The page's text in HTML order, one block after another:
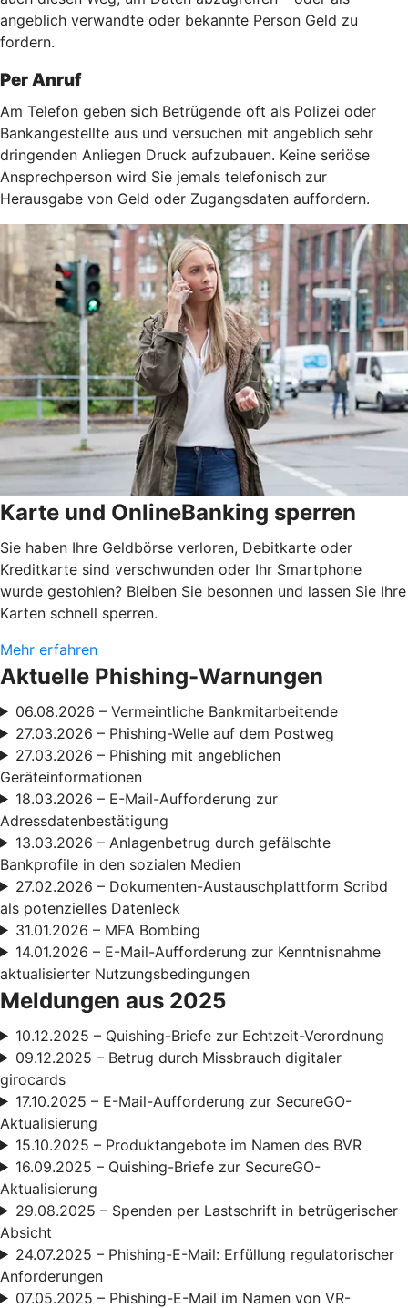
angeblich verwandte oder bekannte Person Geld zu
fordern.
Per Anruf
Am Telefon geben sich Betrügende oft als Polizei oder
Bankangestellte aus und versuchen mit angeblich sehr
dringenden Anliegen Druck aufzubauen. Keine seriöse
Ansprechperson wird Sie jemals telefonisch zur
Herausgabe von Geld oder Zugangsdaten auffordern.
Karte und OnlineBanking sperren
Sie haben Ihre Geldbörse verloren, Debitkarte oder
Kreditkarte sind verschwunden oder Ihr Smartphone
wurde gestohlen? Bleiben Sie besonnen und lassen Sie Ihre
Karten schnell sperren.
Mehr erfahren
Aktuelle Phishing-Warnungen
06.08.2026 – Vermeintliche Bankmitarbeitende
27.03.2026 – Phishing-Welle auf dem Postweg
27.03.2026 – Phishing mit angeblichen
Geräteinformationen
18.03.2026 – E-Mail-Aufforderung zur
Adressdatenbestätigung
13.03.2026 – Anlagenbetrug durch gefälschte
Bankprofile in den sozialen Medien
27.02.2026 – Dokumenten-Austauschplattform Scribd
als potenzielles Datenleck
31.01.2026 – MFA Bombing
14.01.2026 – E-Mail-Aufforderung zur Kenntnisnahme
aktualisierter Nutzungsbedingungen
Meldungen aus 2025
10.12.2025 – Quishing-Briefe zur Echtzeit-Verordnung
09.12.2025 – Betrug durch Missbrauch digitaler
girocards
17.10.2025 – E-Mail-Aufforderung zur SecureGO-
Aktualisierung
15.10.2025 – Produktangebote im Namen des BVR
16.09.2025 – Quishing-Briefe zur SecureGO-
Aktualisierung
29.08.2025 – Spenden per Lastschrift in betrügerischer
Absicht
24.07.2025 – Phishing-E-Mail: Erfüllung regulatorischer
Anforderungen
07.05.2025 – Phishing-E-Mail im Namen von VR-